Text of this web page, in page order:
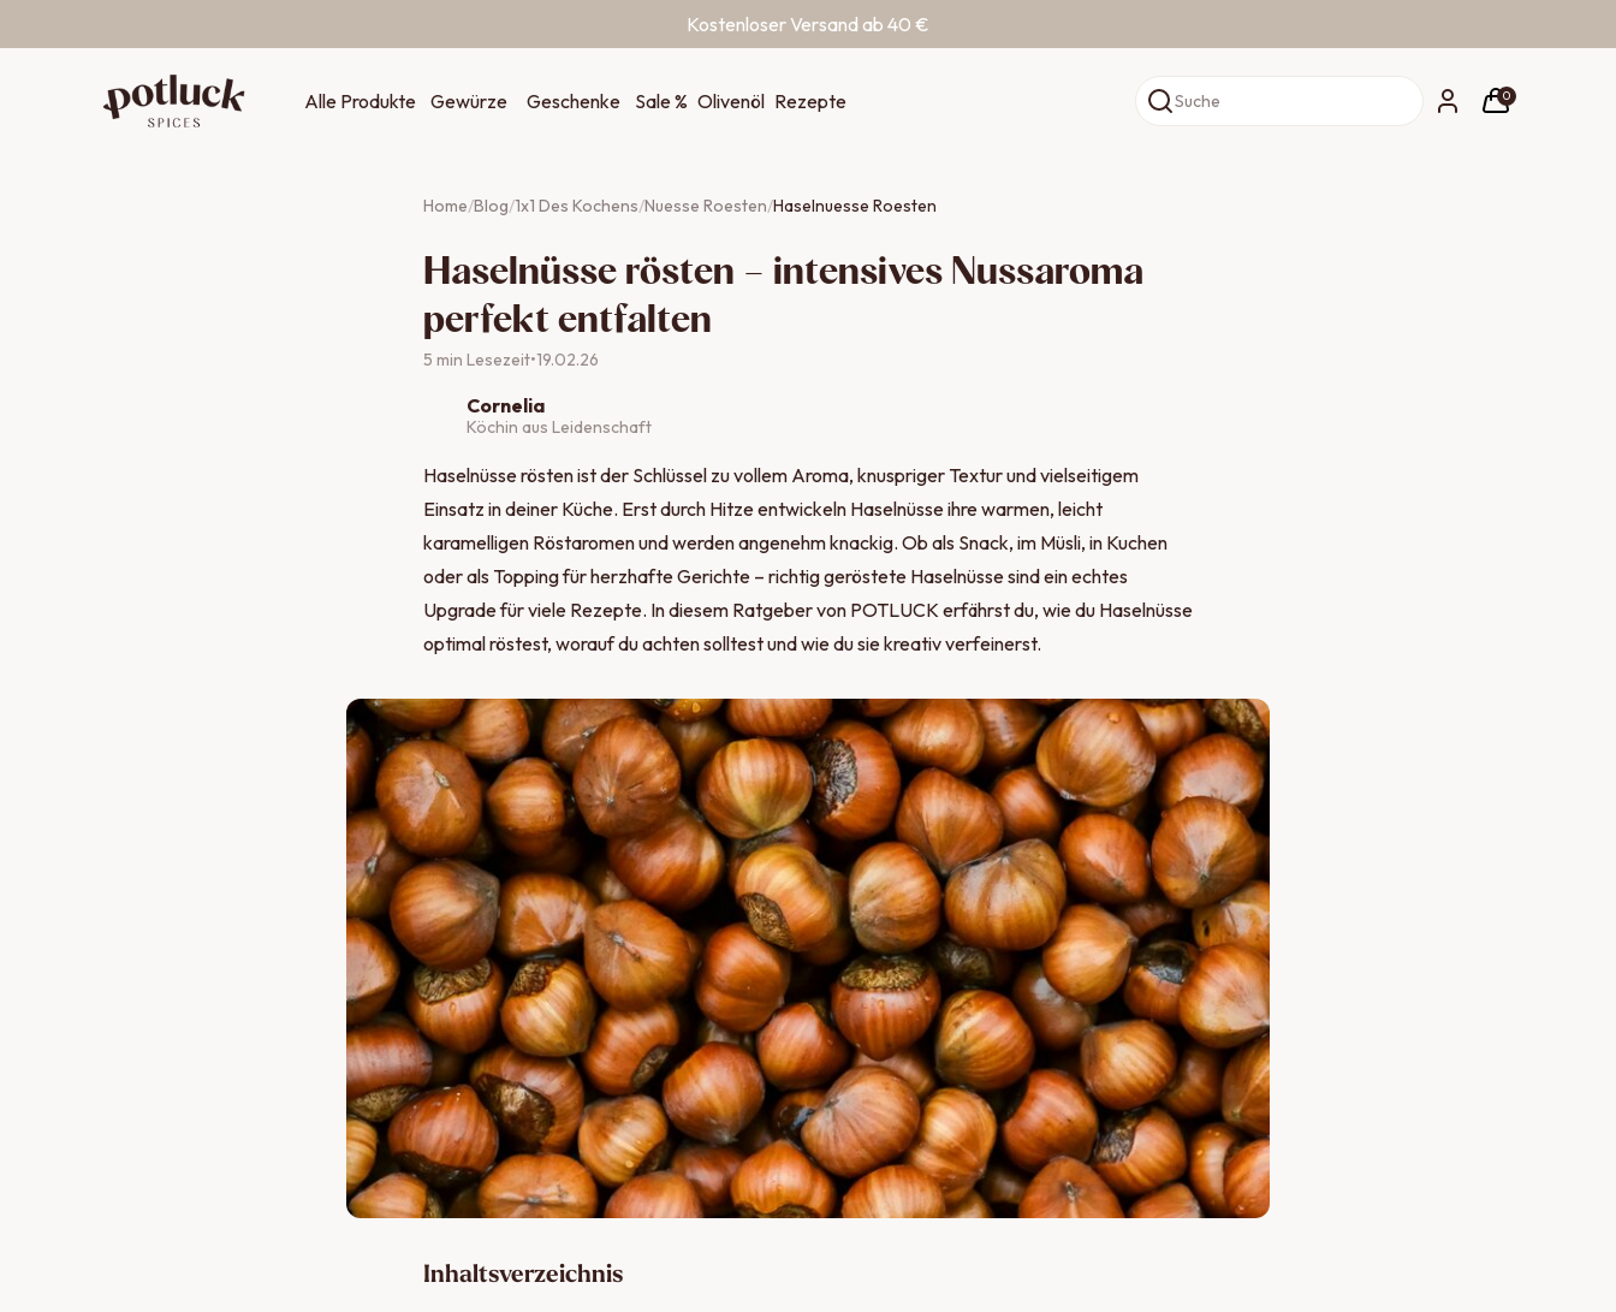
Kostenloser Versand ab 40 €
Alle Produkte Gewürze Geschenke Sale % Olivenöl Rezepte Suche 0
Home/Blog/1x1 Des Kochens/Nuesse Roesten/Haselnuesse Roesten
Haselnüsse rösten – intensives Nussaroma
perfekt entfalten
5 min Lesezeit•19.02.26
Cornelia
Köchin aus Leidenschaft
Haselnüsse rösten ist der Schlüssel zu vollem Aroma, knuspriger Textur und vielseitigem
Einsatz in deiner Küche. Erst durch Hitze entwickeln Haselnüsse ihre warmen, leicht
karamelligen Röstaromen und werden angenehm knackig. Ob als Snack, im Müsli, in Kuchen
oder als Topping für herzhafte Gerichte – richtig geröstete Haselnüsse sind ein echtes
Upgrade für viele Rezepte. In diesem Ratgeber von POTLUCK erfährst du, wie du Haselnüsse
optimal röstest, worauf du achten solltest und wie du sie kreativ verfeinerst.
Inhaltsverzeichnis